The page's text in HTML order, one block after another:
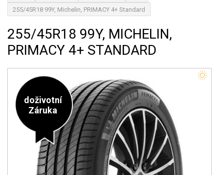
255/45R18 99Y, Michelin, PRIMACY 4+ Standard
255/45R18 99Y, MICHELIN,
PRIMACY 4+ STANDARD
doživotní
Záruka